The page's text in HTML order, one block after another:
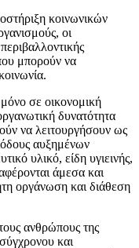
κοινωνικών
οι
μπορούν να
σε οικονομική
δυνατότητα
να λειτουργήσουν ως
αυξημένων
υλικό, είδη υγιεινής,
άμεσα και
οργάνωση και διάθεση
ανθρώπους της
και